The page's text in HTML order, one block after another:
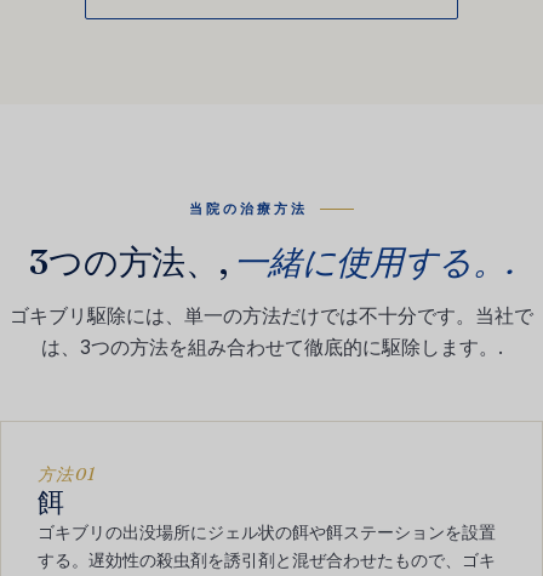
当院の治療方法
3つの方法、, 一緒に使用する。.
ゴキブリ駆除には、単一の方法だけでは不十分です。当社で
は、3つの方法を組み合わせて徹底的に駆除します。.
方法01
餌
ゴキブリの出没場所にジェル状の餌や餌ステーションを設置
する。遅効性の殺虫剤を誘引剤と混ぜ合わせたもので、ゴキ